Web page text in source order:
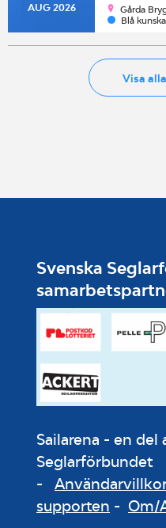
AUG 2026
Gårda
Blå
Visa
Svenska
Sailarena - en del
Seglarförbundet
-
supporten - Om/